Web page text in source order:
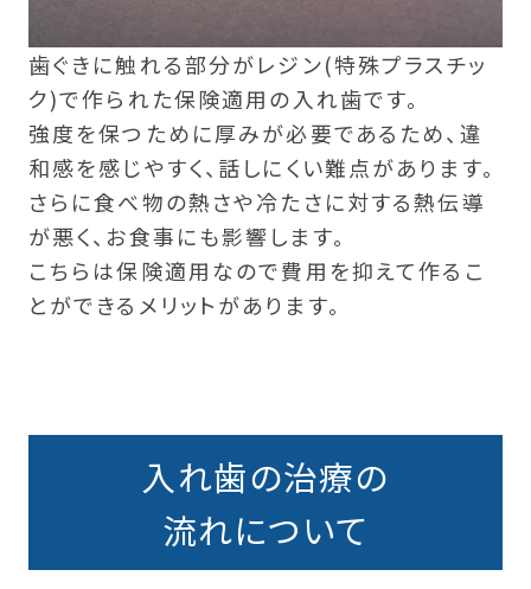
歯ぐきに触れる部分がレジン(特殊プラスチッ
ク)で作られた保険適用の入れ歯です。
強度を保つために厚みが必要であるため、違
和感を感じやすく、話しにくい難点があります。
さらに食べ物の熱さや冷たさに対する熱伝導
が悪く、お食事にも影響します。
こちらは保険適用なので費用を抑えて作るこ
とができるメリットがあります。
入れ歯の治療の
流れについて